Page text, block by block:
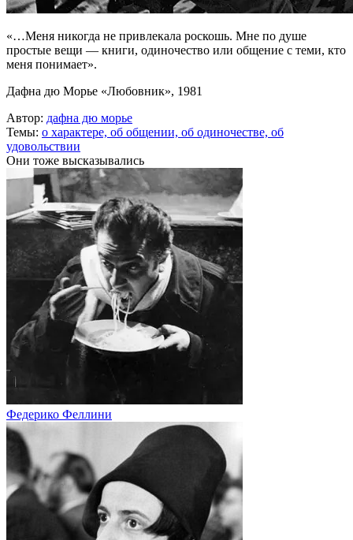
«…Меня никогда не привлекала роскошь. Мне по душе
простые вещи — книги, одиночество или общение с теми, кто
меня понимает».
Дафна дю Морье «Любовник», 1981
Автор: дафна дю морье
Темы: о характере, об общении, об одиночестве, об
удовольствии
Они тоже высказывались
Федерико Феллини